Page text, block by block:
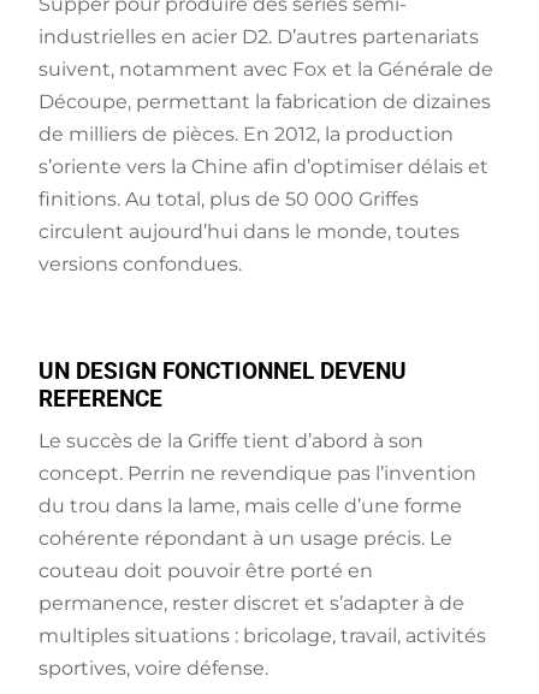
industrielles en acier D2. D’autres partenariats
suivent, notamment avec Fox et la Générale de
Découpe, permettant la fabrication de dizaines
de milliers de pièces. En 2012, la production
s’oriente vers la Chine afin d’optimiser délais et
finitions. Au total, plus de 50 000 Griffes
circulent aujourd’hui dans le monde, toutes
versions confondues.
UN DESIGN FONCTIONNEL DEVENU
REFERENCE
Le succès de la Griffe tient d’abord à son
concept. Perrin ne revendique pas l’invention
du trou dans la lame, mais celle d’une forme
cohérente répondant à un usage précis. Le
couteau doit pouvoir être porté en
permanence, rester discret et s’adapter à de
multiples situations : bricolage, travail, activités
sportives, voire défense.